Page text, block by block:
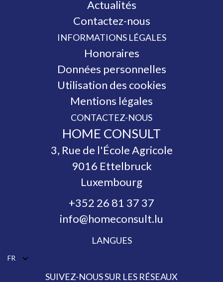
Actualités
Contactez-nous
INFORMATIONS LÉGALES
Honoraires
Données personnelles
Utilisation des cookies
Mentions légales
CONTACTEZ-NOUS
HOME CONSULT
3, Rue de l'École Agricole
9016 Ettelbruck
Luxembourg
+352 26 81 37 37
info@homeconsult.lu
LANGUES
FR
SUIVEZ-NOUS SUR LES RÉSEAUX